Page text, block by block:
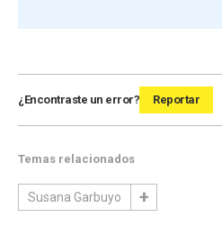
¿Encontraste un error? Reportar
Temas relacionados
Susana Garbuyo